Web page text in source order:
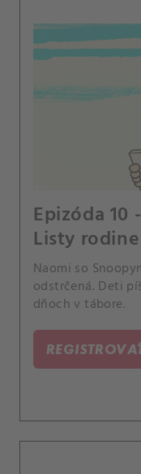
Epizóda
Listy rodine
Naomi so
odstrčená. Deti
dňoch v tábore.